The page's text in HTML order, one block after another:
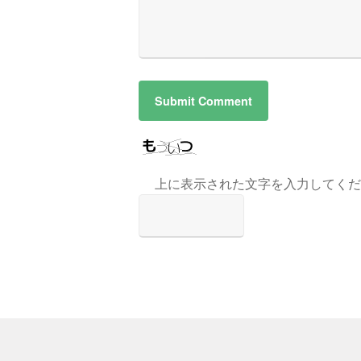
上に表示された文字を入力してく